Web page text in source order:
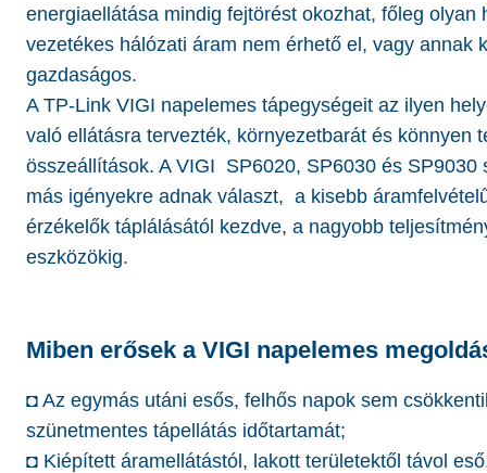
energiaellátása mindig fejtörést okozhat, főleg olyan
vezetékes hálózati áram nem érhető el, vagy annak
gazdaságos.
A TP-Link VIGI napelemes tápegységeit az ilyen
való ellátásra tervezték, környezetbarát és könnyen
összeállítások. A VIGI SP6020, SP6030 és SP9030
más igényekre adnak választ, a kisebb
érzékelők táplálásától kezdve, a nagyobb
eszközökig.
Miben erősek a VIGI napelemes
◘ Az egymás utáni esős, felhős napok sem
szünetmentes tápellátás időtartamát;
◘ Kiépített áramellátástól, lakott területektől távol